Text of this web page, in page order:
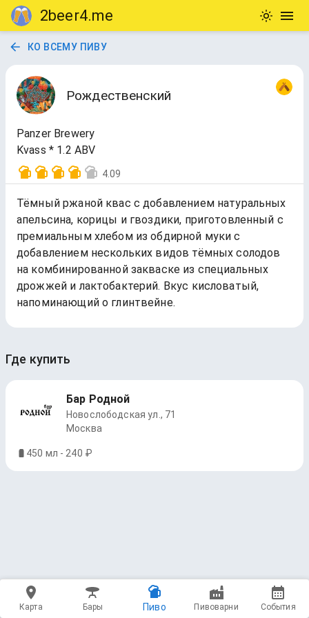
2beer4.me
КО ВСЕМУ ПИВУ
Рождественский
Panzer Brewery
Kvass * 1.2 ABV
4.09
Тёмный ржаной квас с добавлением натуральных
апельсина, корицы и гвоздики, приготовленный с
премиальным хлебом из обдирной муки с
добавлением нескольких видов тёмных солодов
на комбинированной закваске из специальных
дрожжей и лактобактерий. Вкус кисловатый,
напоминающий о глинтвейне.
Где купить
Бар Родной
Новослободская ул., 71
Москва
450 мл - 240 ₽
Карта Бары Пиво Пивоварни События